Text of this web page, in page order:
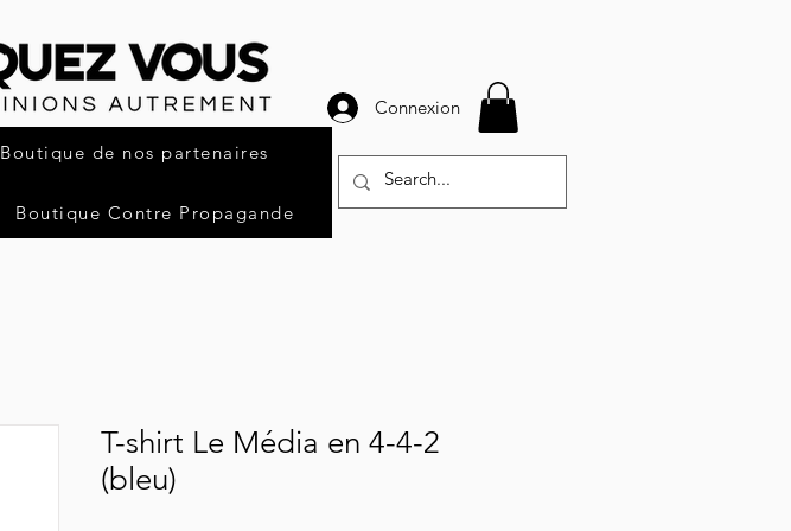
Boutique de nos partenaires
Boutique Contre Propagande
Connexion
T-shirt Le Média en 4-4-2
(bleu)